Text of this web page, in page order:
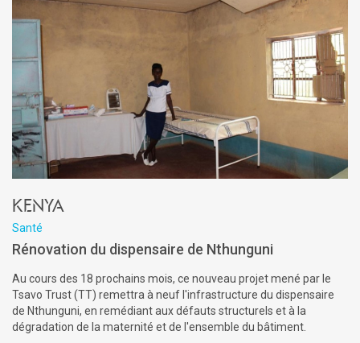
Kenya
Santé
Rénovation du dispensaire de Nthunguni
Au cours des 18 prochains mois, ce nouveau projet mené par le
Tsavo Trust (TT) remettra à neuf l'infrastructure du dispensaire
de Nthunguni, en remédiant aux défauts structurels et à la
dégradation de la maternité et de l'ensemble du bâtiment.